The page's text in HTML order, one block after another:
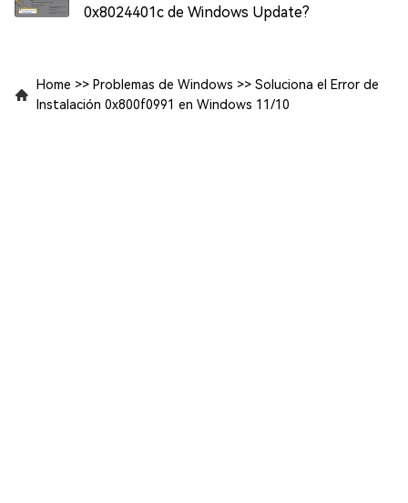
0x8024401c de Windows Update?
Home >> Problemas de Windows >> Soluciona el Error de
Instalación 0x800f0991 en Windows 11/10